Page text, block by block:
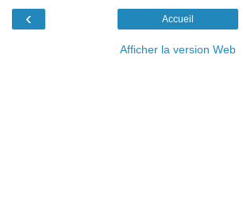
‹ Accueil
Afficher la version Web